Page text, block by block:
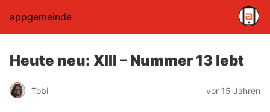
appgemeinde
Heute neu: XIII – Nummer 13 lebt
Tobi vor 15 Jahren